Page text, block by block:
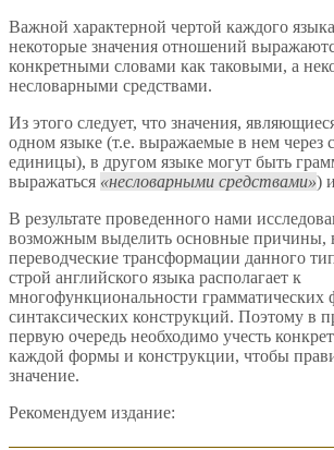
Важной характерной чертой каждого языка
некоторые значения отношений
конкретными словами как таковыми, а
несловарными средствами.
Из этого следует, что значения,
одном языке (т.е. выражаемые в нем через
единицы), в другом языке могут быть
выражаться
несловарными средствами )
В результате проведенного нами
возможным выделить основные
переводческие трансформации данного
строй английского языка располагает к
многофункциональности грамматических
синтаксических конструкций. Поэтому в
первую очередь необходимо учесть
каждой формы и конструкции, чтобы
значение.
Рекомендуем издание: